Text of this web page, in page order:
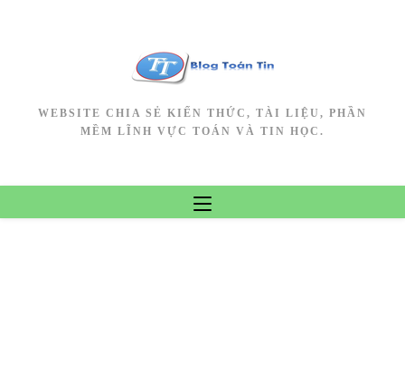
WEBSITE CHIA SẺ KIẾN THỨC, TÀI LIỆU, PHẦN
MỀM LĨNH VỰC TOÁN VÀ TIN HỌC.